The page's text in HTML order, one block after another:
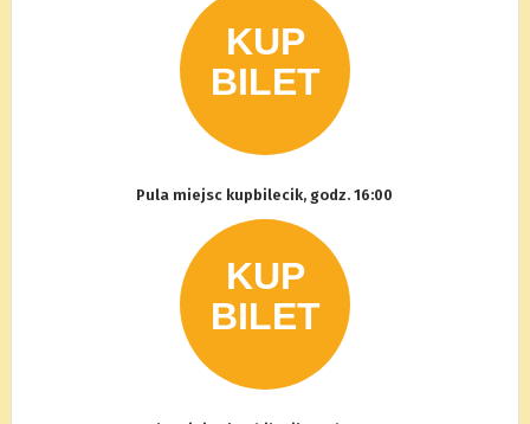
Pula miejsc kupbilecik, godz. 16:00